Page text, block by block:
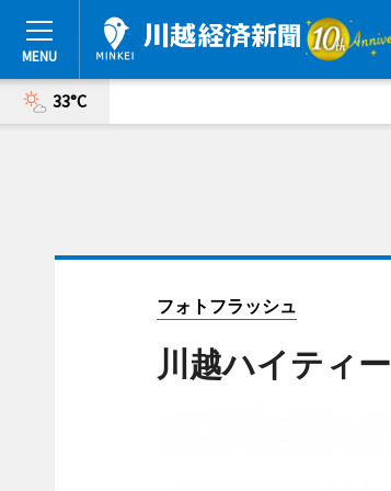
33°C
フォトフラッシュ
川越ハイティー